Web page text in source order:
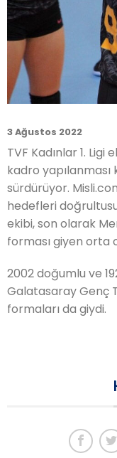
3 Ağustos 2022
TVF Kadınlar 1.
kadro yapılanması
sürdürüyor.
hedefleri
ekibi, son olarak
forması giyen orta
2002 doğumlu ve
Galatasaray Genç
formaları da giydi.